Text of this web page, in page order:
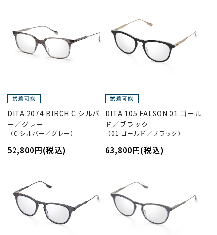
DITA 2074 BIRCH C シルバ
ー／グレー
（C シルバー／グレー）
52,800円(税込)
DITA 105 FALSON 01 ゴール
ド／ブラック
（01 ゴールド／ブラック）
63,800円(税込)